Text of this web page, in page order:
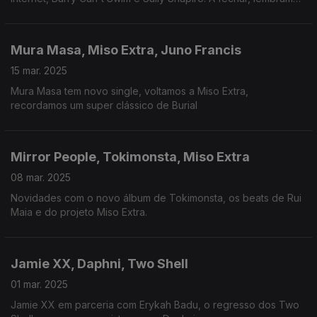
Mura Masa, Miso Extra, Juno Francis
15 mar. 2025
Mura Masa tem novo single, voltamos a Miso Extra,
recordamos um super clássico de Burial
Mirror People, Tokimonsta, Miso Extra
08 mar. 2025
Novidades com o novo álbum de Tokimonsta, os beats de Rui
Maia e do projeto Miso Extra.
Jamie XX, Daphni, Two Shell
01 mar. 2025
Jamie XX em parceria com Erykah Badu, o regresso dos Two